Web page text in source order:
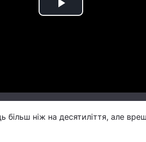
Play
більш ніж на десятиліття, але